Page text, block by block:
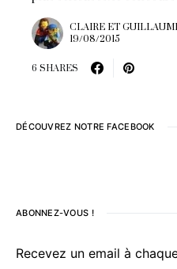
CLAIRE ET
19/08/2015
6 SHARES
DÉCOUVREZ NOTRE FACEBOOK
ABONNEZ-VOUS !
Recevez un email à